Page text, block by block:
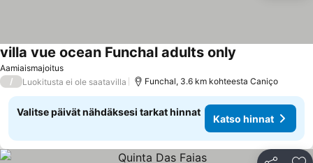
Aamiaismajoitus
villa vue ocean Funchal adults only
/ Luokitusta ei ole saatavilla Funchal, 3.6 km kohteesta Caniço
Valitse päivät nähdäksesi tarkat hinnat
Katso hinnat